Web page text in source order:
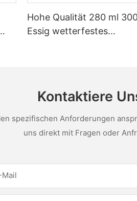
Hohe Qualität 280 ml
Essig wetterfestes
Kontaktiere
spezifischen Anforderungen
uns direkt mit Fragen oder
Mail